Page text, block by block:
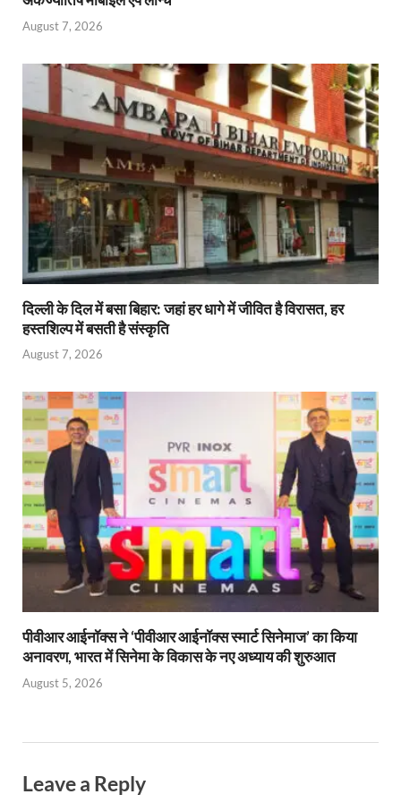
August 7, 2026
दिल्ली के दिल में बसा बिहार: जहां हर धागे में जीवित है विरासत, हर
हस्तशिल्प में बसती है संस्कृति
August 7, 2026
पीवीआर आईनॉक्स ने ‘पीवीआर आईनॉक्स स्मार्ट सिनेमाज’ का किया
अनावरण, भारत में सिनेमा के विकास के नए अध्याय की शुरुआत
August 5, 2026
Leave a Reply